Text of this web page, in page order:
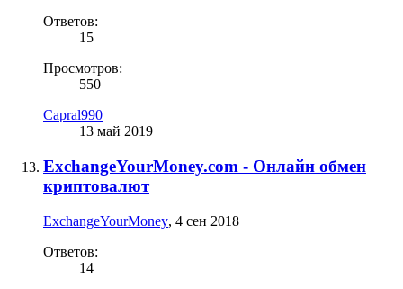
Ответов:
15
Просмотров:
550
Capral990
13 май 2019
ExchangeYourMoney.com - Онлайн обмен
криптовалют
ExchangeYourMoney, 4 сен 2018
Ответов:
14